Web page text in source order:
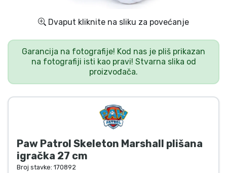
Dvaput kliknite na sliku za povećanje
Garancija na fotografije! Kod nas je pliš prikazan
na fotografiji isti kao pravi! Stvarna slika od
proizvođača.
Paw Patrol Skeleton Marshall plišana
igračka 27 cm
Broj stavke: 170892
Crtani proizvodi
Anime proizvodi
Gamer proizvodi
Glazbeni proizvodi
Vrste proizvoda